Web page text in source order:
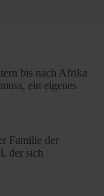
and your
|Imprint
bis nach Afrika
ein eigenes
Familie der
der sich